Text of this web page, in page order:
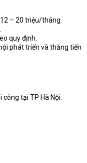
– 20 triệu/tháng.
quy định.
phát triển và thăng tiến
tại TP Hà Nội.